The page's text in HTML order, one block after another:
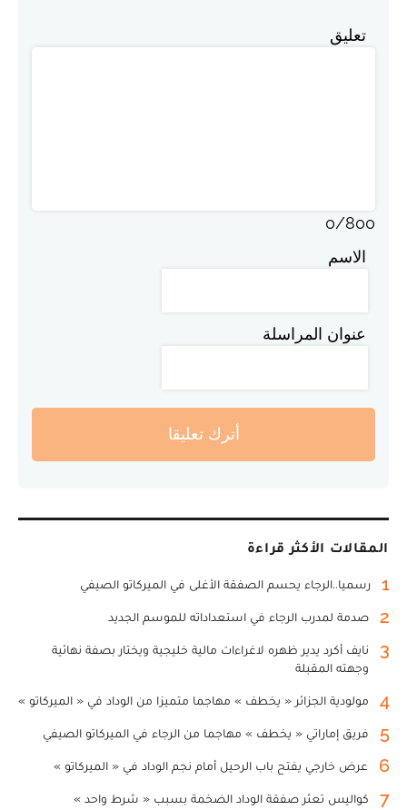
تعليق
0/800
الاسم
عنوان المراسلة
أترك تعليقا
المقالات الأكثر قراءة
1 رسميا..الرجاء يحسم الصفقة الأغلى في الميركاتو الصيفي
2 صدمة لمدرب الرجاء في استعداداته للموسم الجديد
3
نايف أكرد يدير ظهره لاغراءات مالية خليجية ويختار بصفة نهائية
وجهته المقبلة
4 مولودية الجزائر « يخطف » مهاجما متميزا من الوداد في « الميركاتو »
5 فريق إماراتي « يخطف » مهاجما من الرجاء في الميركاتو الصيفي
6 عرض خارجي يفتح باب الرحيل أمام نجم الوداد في « الميركاتو »
7 كواليس تعثر صفقة الوداد الضخمة بسبب « شرط واحد »